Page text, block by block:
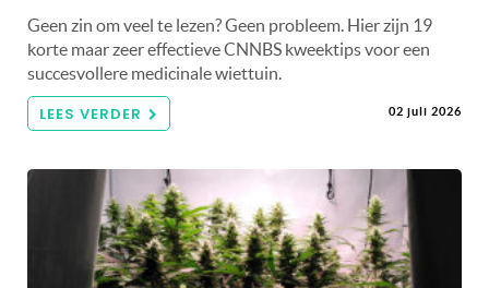
Geen zin om veel te lezen? Geen probleem. Hier zijn 19
korte maar zeer effectieve CNNBS kweektips voor een
succesvollere medicinale wiettuin.
LEES VERDER 02 juli 2026